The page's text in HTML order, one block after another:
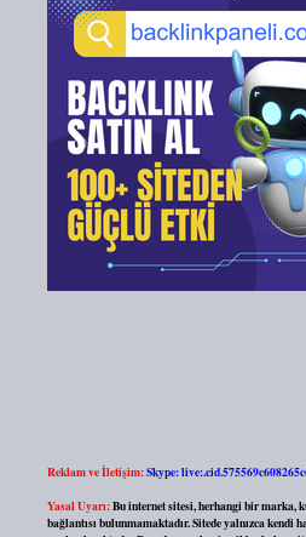
Reklam ve İletişim:Skype:
Yasal Uyarı:Bu internet sitesi, herhangi bir marka,
bağlantısı bulunmamaktadır. Sitede yalnızca kendi